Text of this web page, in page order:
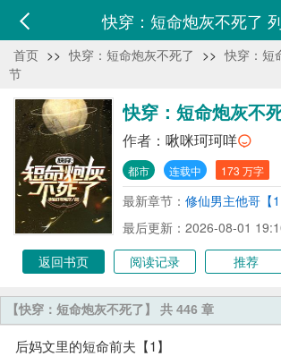
快穿：短命炮灰不死了
首页 >> 快穿：短命炮灰不死了 >> 快穿：短
节
快穿：短命炮灰不
作者： 啾咪珂珂咩
都市 连载中 173 万字
最新章节： 修仙男主他哥【1
最后更新：2026-08-01
返回书页
阅读记录 推荐
【快穿：短命炮灰不死了】 共 446 章
后妈文里的短命前夫【1】